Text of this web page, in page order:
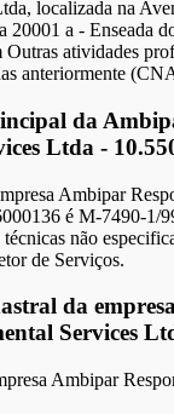
localizada na
20001 a - Enseada
atividades
anteriormente
da
Ltda -
Ambipar
é M-7490-1/
não
de Serviços.
da
Services
Ambipar